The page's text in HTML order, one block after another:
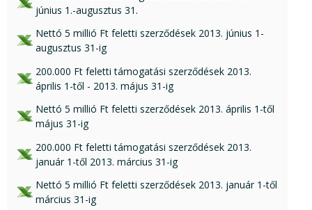
június 1.-augusztus 31.
xls csatolmány:
Nettó 5 millió Ft feletti szerződések 2013. június 1-
augusztus 31-ig
xls csatolmány:
200.000 Ft feletti támogatási szerződések 2013.
április 1-től - 2013. május 31-ig
xls csatolmány:
Nettó 5 millió Ft feletti szerződések 2013. április 1-től
május 31-ig
xls csatolmány:
200.000 Ft feletti támogatási szerződések 2013.
január 1-től 2013. március 31-ig
xls csatolmány:
Nettó 5 millió Ft feletti szerződések 2013. január 1-től
március 31-ig